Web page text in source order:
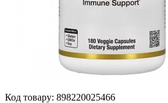
Код товару: 898220025466